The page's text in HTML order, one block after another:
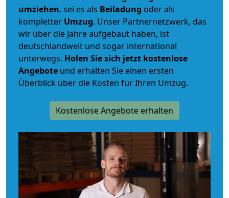
umziehen, sei es als Beiladung oder als
kompletter Umzug. Unser Partnernetzwerk, das
wir über die Jahre aufgebaut haben, ist
deutschlandweit und sogar international
unterwegs. Holen Sie sich jetzt kostenlose
Angebote und erhalten Sie einen ersten
Überblick über die Kosten für Ihren Umzug.
Kostenlose Angebote erhalten